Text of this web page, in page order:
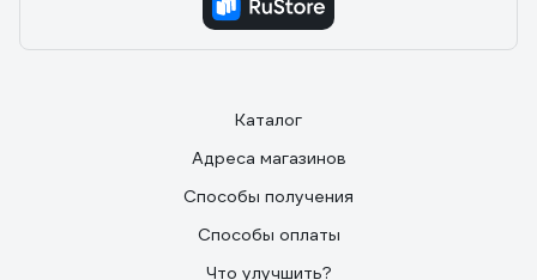
Каталог
Адреса магазинов
Способы получения
Способы оплаты
Что улучшить?